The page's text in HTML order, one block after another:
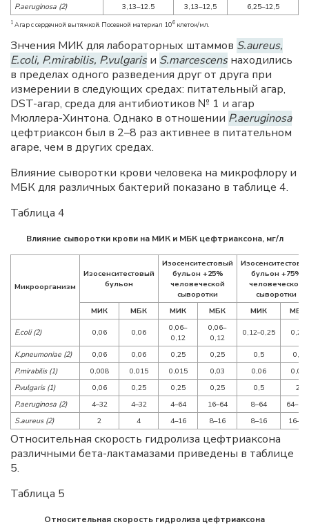
P.aeruginosa (2)
3,13–12.5 3,13–12,5 6,25–12,5
1 Агар с сердечной вытяжкой. Посевной материал 106 клеток/мл.
Знчения МИК для лабораторных штаммов S.aureus,
E.coli, P.mirabilis, P.vulgarisи S.marcescensнаходились
в пределах одного разведения друг от друга при
измерении в следующих средах: питательный агар,
DST-агар, среда для антибиотиков № 1 и агар
Мюллера-Хинтона. Однако в отношении P.aeruginosa
цефтриаксон был в 2–8 раз активнее в питательном
агаре, чем в других средах.
Влияние сыворотки крови человека на микрофлору и
МБК для различных бактерий показано в таблице 4.
Таблица 4
Влияние сыворотки крови на МИК и МБК цефтриаксона, мг/л
Микроорганизм
Изосенситестовый
бульон
Изосенситестовый
бульон +25%
человеческой
сыворотки
бульон +75%
человеческой
сыворотки
МИК
МБК МИК МБК МИК МБК
E.coli (2) 0,06 0,06
0,06–
0,12
0,06–
0,12
0,12–0,25 0,25
K.pneumoniae (2) 0,06 0,06 0,25 0,25 0,5
0,5
P.mirabilis (1)
0,008 0,015 0,015 0,03 0,06
0,06
P.vulgaris (1)
0,06 0,25 0,25 0,25 0,5
2
P.aeruginosa (2)
4–32 4–32 4–64 16–64 8–64
S.aureus (2)
2 4 4–16 8–16 8–16 16–32
Относительная скорость гидролиза цефтриаксона
различными бета-лактамазами приведены в таблице
5.
Таблица 5
Относительная скорость гидролиза цефтриаксона